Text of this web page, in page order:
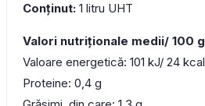
Conținut: 1 litru UHT
Valori nutriționale medii/ 100 g
Valoare energetică: 101 kJ/ 24 kcal
Proteine: 0,4 g